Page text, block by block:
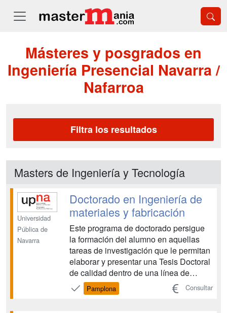
Másteres y posgrados en
Ingeniería Presencial Navarra /
Nafarroa
Filtra los resultados
Masters de Ingeniería y Tecnología
Universidad
Pública de
Navarra
Doctorado en Ingeniería de
materiales y fabricación
Este programa de doctorado persigue
la formación del alumno en aquellas
tareas de investigación que le permitan
elaborar y presentar una Tesis Doctoral
de calidad dentro de una línea de
investigación de Ingeniería de
Fabricación y de Materiales....
Pamplona Consultar